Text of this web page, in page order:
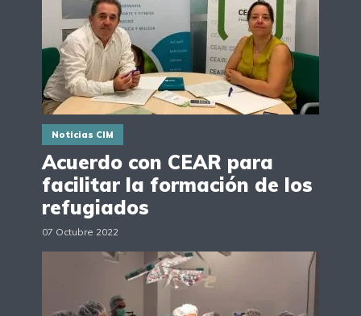
Noticias CIM
Acuerdo con CEAR para
facilitar la formación de los
refugiados
07 Octubre 2022